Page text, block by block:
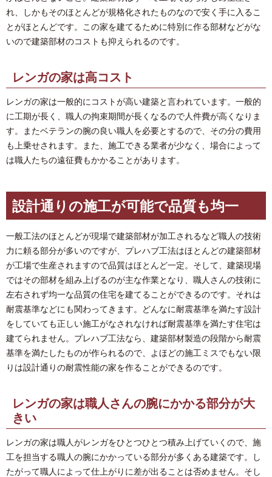
れ、しかもそのほとんどが規格化されたものなので安く手に入るこ
とがほとんどです。この家を建てるために特別に作る部材などがな
いので建築部材のコストも抑えられるのです。
レンガの家は高コスト
レンガの家は一般的にコストが高い建築と言われています。一般的
に工期が長く、職人の拘束期間が長くなるので人件費が高くなりま
す。またベテランの腕の良い職人を必要とするので、その分の費用
も上乗せされます。また、施工できる業者が少なく、場合によって
は職人たちの遠征費もかかることがあります。
設計通りの施工が可能で品質も均一
一般工法のほとんどが現場で建築部材が加工されるなど職人の技術
力に頼る部分が多いのですが、プレハブ工法はほとんどの建築部材
が工場で生産されますので品質はほとんど一定。そして、建築現場
ではその部材を組み上げるのが主な作業となり、職人さんの技術に
左右されず均一な品質の住宅を建てることができるのです。それは
耐震基準などにも関わってきます。どんなに耐震基準を満たす設計
をしていても正しい施工がなされなければ耐震基準を満たす住宅は
建てられません。プレハブ工法なら、建築部材製造の段階から耐震
基準を満たしたものが作られるので、よほどの施工ミスでもない限
りは設計通りの耐震性能の家を作ることができるのです。
レンガの家は職人さんの腕にかかる部分が大
きい
レンガの家は職人がレンガをひとつひとつ積み上げていくので、施
工を担当する職人の腕にかかっている部分が多くある建築です。し
たがって職人によって仕上がりに差が出ることは否めません。そし